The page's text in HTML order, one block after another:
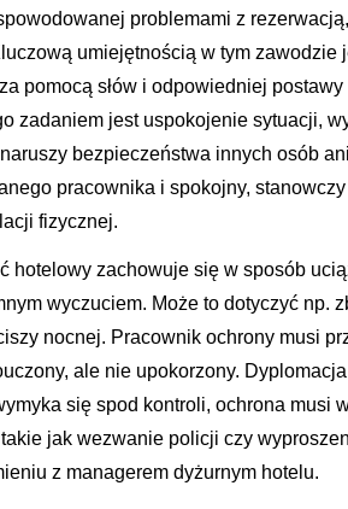
problemami z
umiejętnością w tym zawodzie
pomocą słów i odpowiedniej
zadaniem jest uspokojenie sytuacji,
bezpieczeństwa innych osób
pracownika i spokojny,
fizycznej.
hotelowy zachowuje się w sposób
wyczuciem. Może to dotyczyć np.
nocnej. Pracownik ochrony musi
ale nie upokorzony.
się spod kontroli, ochrona musi
jak wezwanie policji czy
z managerem dyżurnym hotelu.